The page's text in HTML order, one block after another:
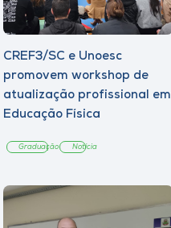
CREF3/SC e Unoesc
promovem workshop de
atualização profissional em
Educação Física
Graduação Notícia